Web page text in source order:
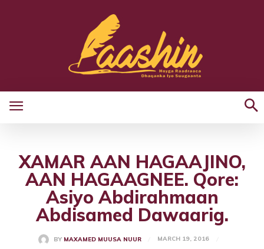
XAMAR AAN HAGAAJINO,
AAN HAGAAGNEE. Qore:
Asiyo Abdirahmaan
Abdisamed Dawaarig.
BY MAXAMED MUUSA NUUR MARCH 19, 2016